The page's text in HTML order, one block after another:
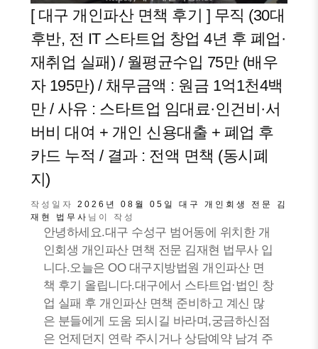
[ 대구 개인파산 면책 후기 ] 무직 (30대
후반, 전 IT 스타트업 창업 4년 후 폐업·
재취업 실패) / 월평균수입 75만 (배우
자 195만) / 채무금액 : 원금 1억1천4백
만 / 사유 : 스타트업 임대료·인건비·서
버비 대여 + 개인 신용대출 + 폐업 후
카드 누적 / 결과 : 전액 면책 (동시폐
지)
작성일자 2026년 08월 05일
대구 개인회생 전문 김
재현 법무사 님이 작성
안녕하세요.대구 수성구 범어동에 위치한 개
인회생 개인파산 면책 전문 김재현 법무사 입
니다.오늘은 OO 대구지방법원 개인파산 면
책 후기 올립니다.대구에서 스타트업·법인 창
업 실패 후 개인파산 면책 준비하고 계신 많
은 분들에게 도움 되시길 바라며,궁금하신점
은 언제던지 연락 주시거나 상담예약 남겨 주